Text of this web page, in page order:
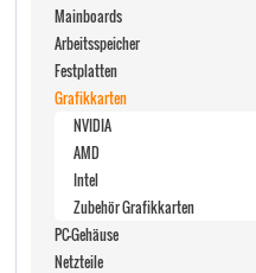
Mainboards
Arbeitsspeicher
Festplatten
Grafikkarten
NVIDIA
AMD
Intel
Zubehör Grafikkarten
PC-Gehäuse
Netzteile